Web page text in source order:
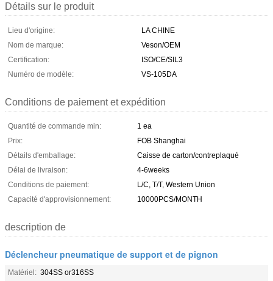
Détails sur le produit
Lieu d'origine:
LA CHINE
Nom de marque:
Veson/OEM
Certification:
ISO/CE/SIL3
Numéro de modèle:
VS-105DA
Conditions de paiement et expédition
Quantité de commande min:
1 ea
Prix:
FOB Shanghai
Détails d'emballage:
Caisse de carton/contreplaqué
Délai de livraison:
4-6weeks
Conditions de paiement:
L/C, T/T, Western Union
Capacité d'approvisionnement:
10000PCS/MONTH
description de
Déclencheur pneumatique de support et de pignon
Matériel: 304SS or316SS